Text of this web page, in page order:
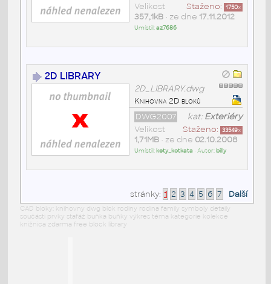
Staženo: 1750x
Velikost
357,1kB• ze dne 17.11.2012
Umístil:az7686
2D LIBRARY
2D_LIBRARY.dwg
Knihovna 2D bloků
kat:Exteriéry
DWG2007
Staženo: 33549x
Velikost
1,71MB• ze dne 02.10.2008
Umístil: kety_kotkata • Autor: billy
stránky: 1 2 3 4 5 6 7 Další
CAD bloky: knihovny dwg blok rodiny rodina family symboly detaily
součásti prvky stafáž buňka buňky výkres téma kategorie kolekce
knižnica zdarma free block library